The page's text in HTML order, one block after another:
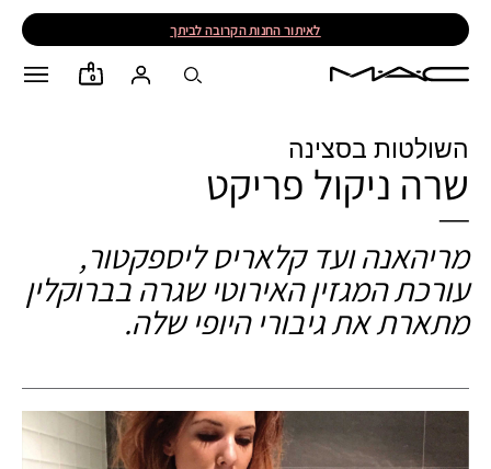
לאיתור החנות הקרובה לביתך
0
השולטות בסצינה
שרה ניקול פריקט
מריהאנה ועד קלאריס ליספקטור,
עורכת המגזין האירוטי שגרה בברוקלין
מתארת את גיבורי היופי שלה.